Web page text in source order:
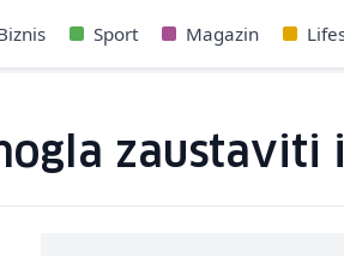
Sport Magazin
zaustaviti